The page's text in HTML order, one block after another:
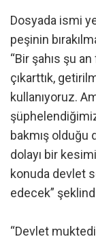
Dosyada ismi
peşinin
“Bir şahıs şu
çıkarttık,
kullanıyoruz.
bakmış olduğu
dolayı bir
konuda devlet
edecek”
“Devlet